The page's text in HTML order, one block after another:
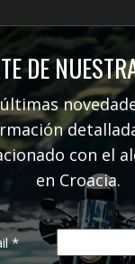
DE
con el
en Croacia.
*